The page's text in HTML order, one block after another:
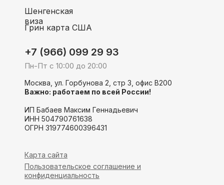
ИП Бабаев Максим Геннадьевич
ИНН 504790761638
ОГРН 319774600396431
Пользовательское соглашение и
конфиденциальность
Шенгенская
виза
+7 (966) 099 29 93
Пн-Пт с 10:00 до 20:00
Карта сайта
Грин карта США
Москва, ул. Горбунова 2, стр 3, офис В200
Важно: работаем по всей России!